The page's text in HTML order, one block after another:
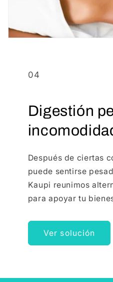
04
Digestión
Después de ciertas
puede sentirse
Kaupi reunimos
para apoyar tu
Ver solución